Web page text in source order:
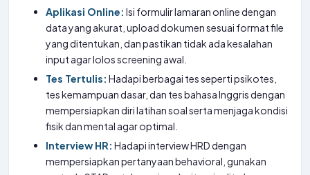
Aplikasi Online: Isi formulir lamaran online dengan
data yang akurat, upload dokumen sesuai format file
yang ditentukan, dan pastikan tidak ada kesalahan
input agar lolos screening awal.
Tes Tertulis: Hadapi berbagai tes seperti psikotes,
tes kemampuan dasar, dan tes bahasa Inggris dengan
mempersiapkan diri latihan soal serta menjaga kondisi
fisik dan mental agar optimal.
Interview HR: Hadapi interview HRD dengan
mempersiapkan pertanyaan behavioral, gunakan